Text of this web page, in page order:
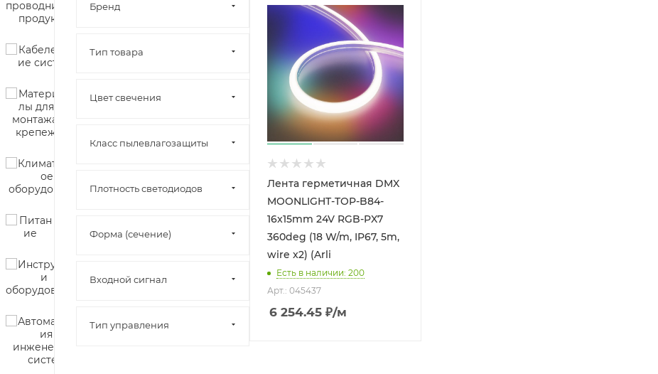
Лента герметичная DMX
MOONLIGHT-TOP-B84-
16x15mm 24V RGB-PX7
360deg (18 W/m, IP67, 5m,
wire x2) (Arli
Есть в наличии: 200
Арт.: 045437
6 254.45 ₽/м
Бренд
Тип товара
Цвет свечения
Класс пылевлагозащиты
Плотность светодиодов
Форма (сечение)
Входной сигнал
Тип управления